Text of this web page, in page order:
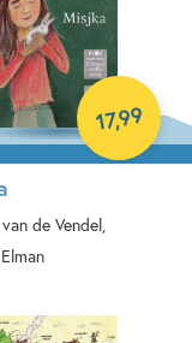
de Vendel,
17,99